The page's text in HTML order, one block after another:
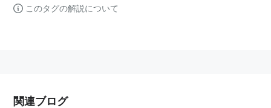
このタグの解説について
関連ブログ